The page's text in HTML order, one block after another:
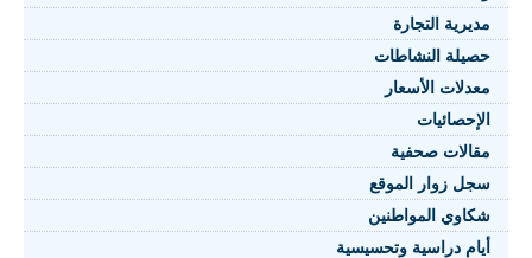
2021
التجارة
النشاطات
الأسعار
صحفية
زوار الموقع
المواطنين
دراسية وتحسيسية